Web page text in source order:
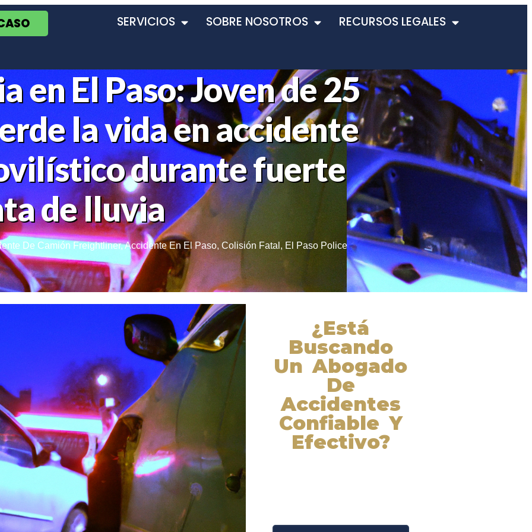
SERVICIOS SOBRE NOSOTROS RECURSOS LEGALES
en El Paso: Joven de 25
la vida en accidente
durante fuerte
de lluvia
De Camión Freightliner,Accidente En El Paso, Colisión Fatal , El Paso Police
¿Está
Buscando
Un Abogado
De
Accidentes
Confiable Y
Efectivo?